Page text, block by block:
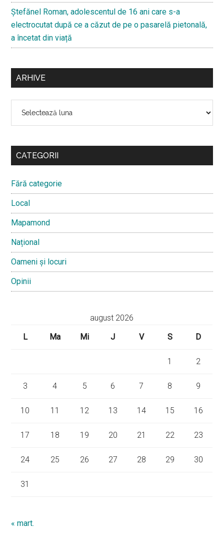
Ştefănel Roman, adolescentul de 16 ani care s-a
electrocutat după ce a căzut de pe o pasarelă pietonală,
a încetat din viață
ARHIVE
CATEGORII
Fără categorie
Local
Mapamond
Național
Oameni și locuri
Opinii
august 2026
L
Ma Mi J V S D
1 2
3 4 5 6 7 8 9
10 11 12 13 14 15 16
17 18 19 20 21 22 23
24 25 26 27 28 29 30
31
« mart.